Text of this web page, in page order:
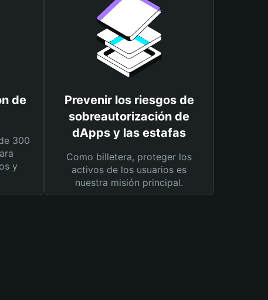
de
300
y
Prevenir los riesgos de
sobreautorización de
dApps y las estafas
Como billetera, proteger los
activos de los usuarios es
nuestra misión principal.